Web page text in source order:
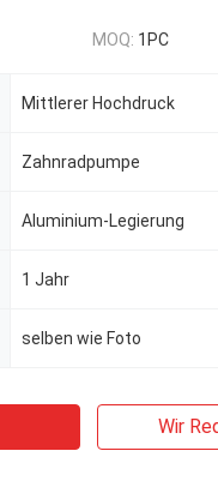
MOQ: 1PC
Mittlerer Hochdruck
Zahnradpumpe
Aluminium-Legierung
1 Jahr
selben wie Foto
Wir